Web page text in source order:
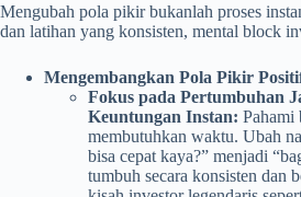
Mengubah pola pikir bukanlah proses
dan latihan yang konsisten, mental block
Mengembangkan Pola Pikir
Fokus pada Pertumbuhan
Keuntungan Instan: Pahami
membutuhkan waktu. Ubah
bisa cepat kaya?” menjadi
tumbuh secara konsisten dan